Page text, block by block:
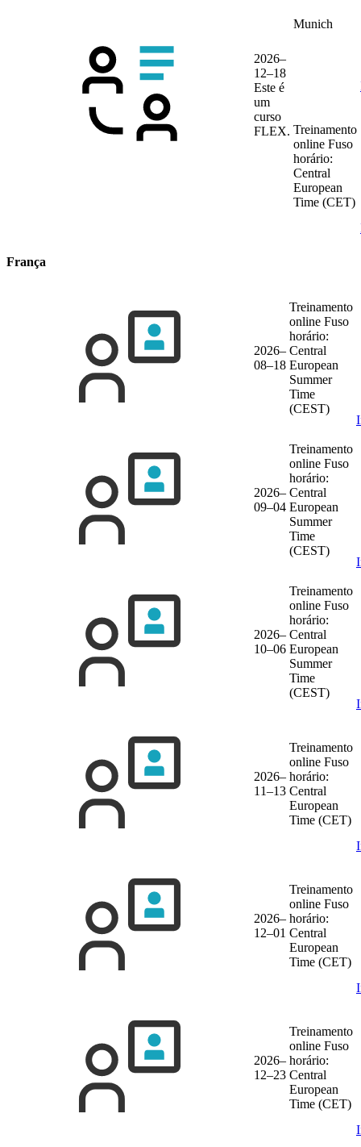
2026–
12–18
Este é
um
curso
FLEX.
Munich
Treinamento
online Fuso
horário:
Central
European
Time (CET)
França
2026–
08–18
Treinamento
online Fuso
horário:
Central
European
Summer
Time
(CEST)
2026–
09–04
Treinamento
online Fuso
horário:
Central
European
Summer
Time
(CEST)
2026–
10–06
Treinamento
online Fuso
horário:
Central
European
Summer
Time
(CEST)
2026–
11–13
Treinamento
online Fuso
horário:
Central
European
Time (CET)
2026–
12–01
Treinamento
online Fuso
horário:
Central
European
Time (CET)
2026–
12–23
Treinamento
online Fuso
horário:
Central
European
Time (CET)